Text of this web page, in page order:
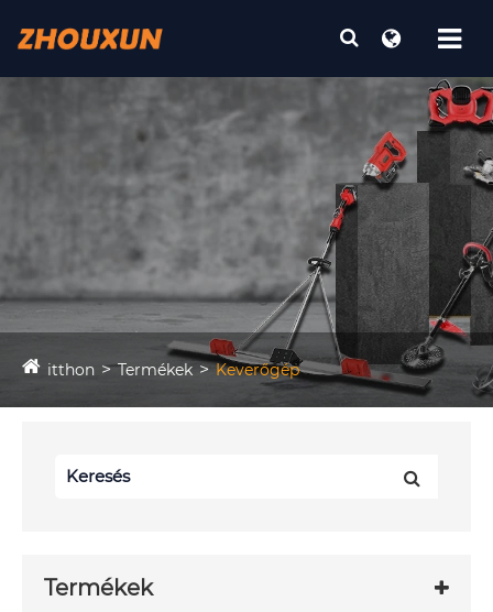
itthon Termékek Keverőgép
Termékek